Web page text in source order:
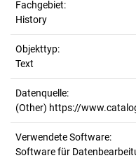
Fachgebiet:
History
Objekttyp:
Text
Datenquelle:
(Other) https://
Verwendete Software:
Software für